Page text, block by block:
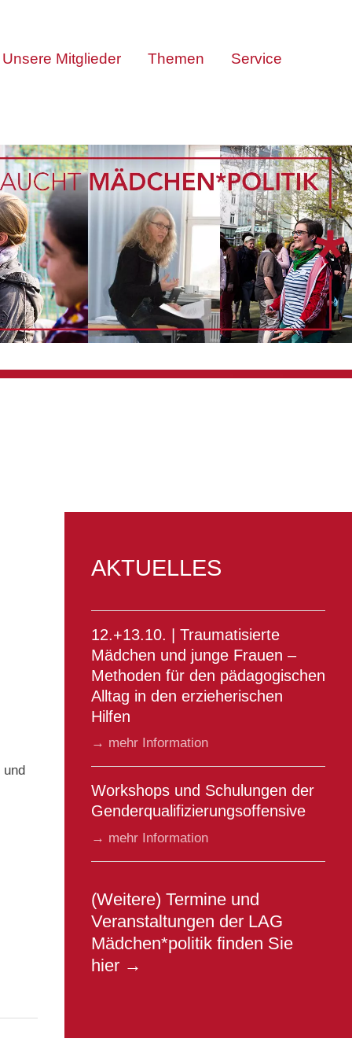
Unsere Mitglieder Themen Service
und
AKTUELLES
12.+13.10. | Traumatisierte
Mädchen und junge Frauen –
Methoden für den pädagogischen
Alltag in den erzieherischen
Hilfen
→ mehr Information
Workshops und Schulungen der
Genderqualifizierungsoffensive
→ mehr Information
(Weitere) Termine und
Veranstaltungen der LAG
Mädchen*politik finden Sie
hier →